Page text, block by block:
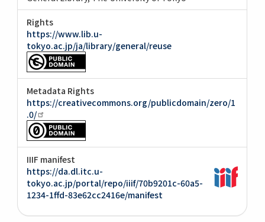
Rights
https://www.lib.u-
tokyo.ac.jp/ja/library/general/reuse
Metadata Rights
https://creativecommons.org/publicdomain/zero/1
.0/
IIIF manifest
https://da.dl.itc.u-
tokyo.ac.jp/portal/repo/iiif/70b9201c-60a5-
1234-1ffd-83e62cc2416e/manifest